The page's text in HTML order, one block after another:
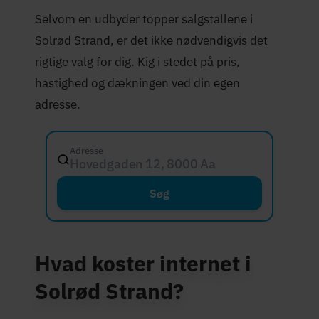
Selvom en udbyder topper salgstallene i
Solrød Strand, er det ikke nødvendigvis det
rigtige valg for dig. Kig i stedet på pris,
hastighed og dækningen ved din egen
adresse.
Adresse
Hovedgaden 12, 8000 Aarhus C
Søg
Hvad koster internet i
Solrød Strand?